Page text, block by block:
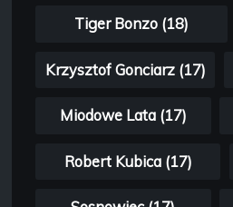
Tiger Bonzo (18)
Krzysztof Gonciarz (17)
Miodowe Lata (17)
Robert Kubica (17)